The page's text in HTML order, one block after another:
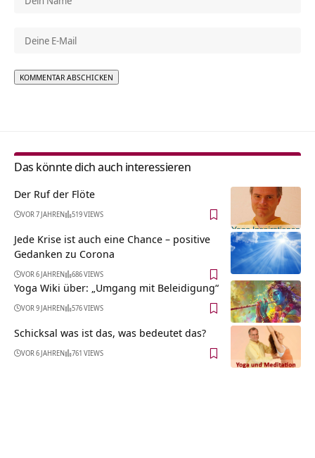
Das könnte dich auch interessieren
Der Ruf der Flöte
VOR 7 JAHREN 519 VIEWS
Jede Krise ist auch eine Chance – positive
Gedanken zu Corona
VOR 6 JAHREN 686 VIEWS
Yoga Wiki über: „Umgang mit Beleidigung“
VOR 9 JAHREN 576 VIEWS
Schicksal was ist das, was bedeutet das?
VOR 6 JAHREN 761 VIEWS